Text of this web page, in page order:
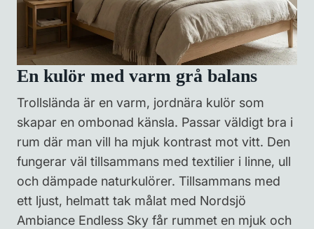
En kulör med varm grå balans
Trollslända är en varm, jordnära kulör som
skapar en ombonad känsla. Passar väldigt bra i
rum där man vill ha mjuk kontrast mot vitt. Den
fungerar väl tillsammans med textilier i linne, ull
och dämpade naturkulörer. Tillsammans med
ett ljust, helmatt tak målat med Nordsjö
Ambiance Endless Sky får rummet en mjuk och